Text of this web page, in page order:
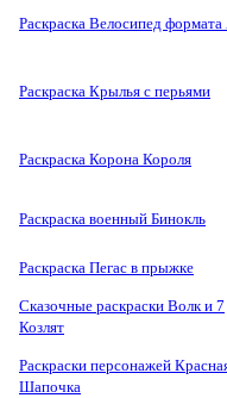
Раскраска Велосипед
Раскраска Крылья с перьями
Раскраска Корона Короля
Раскраска военный Бинокль
Раскраска Пегас в прыжке
Сказочные раскраски Волк и 7
Козлят
Раскраски персонажей
Шапочка